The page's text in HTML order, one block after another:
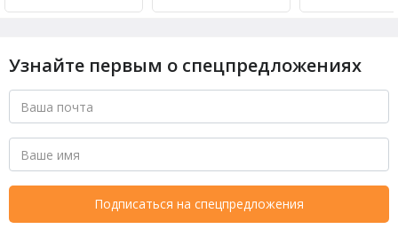
Узнайте первым о спецпредложениях
Подписаться на спецпредложения